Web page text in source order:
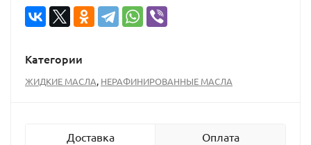
Категории
ЖИДКИЕ МАСЛА, НЕРАФИНИРОВАННЫЕ МАСЛА
Доставка Оплата